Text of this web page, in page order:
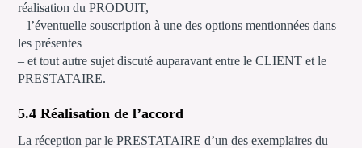
réalisation du PRODUIT,
– l’éventuelle souscription à une des options mentionnées dans
les présentes
– et tout autre sujet discuté auparavant entre le CLIENT et le
PRESTATAIRE.
5.4 Réalisation de l’accord
La réception par le PRESTATAIRE d’un des exemplaires du